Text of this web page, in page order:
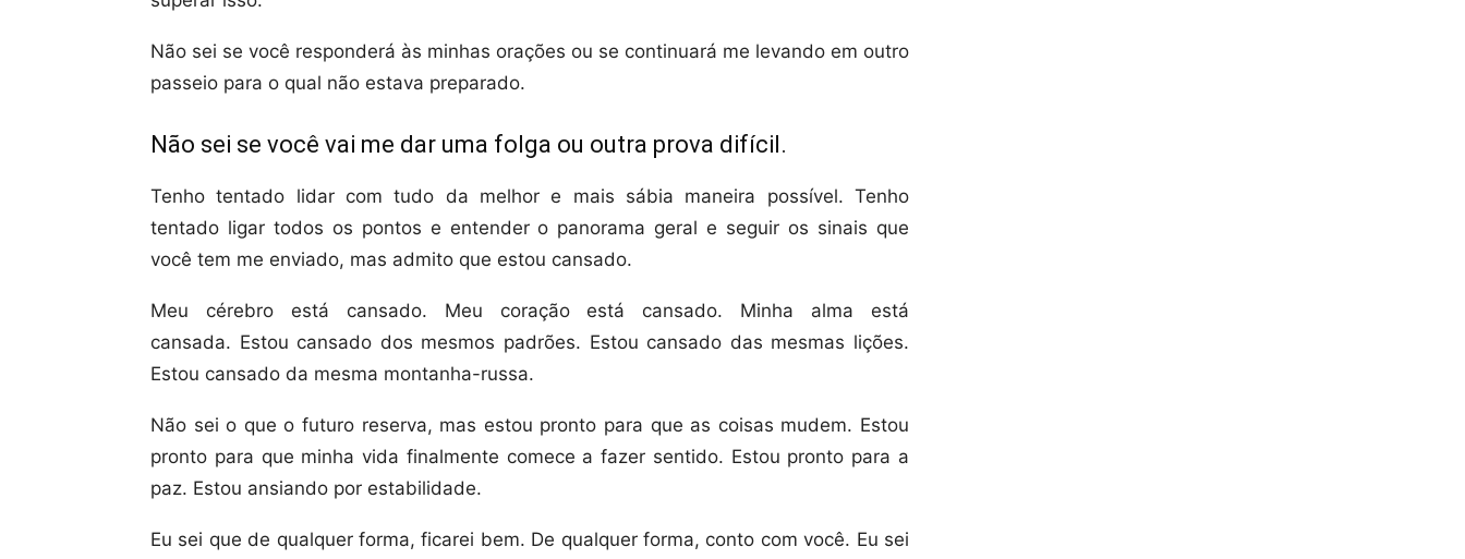
Não sei se você responderá às minhas orações ou se continuará me levando em outro
passeio para o qual não estava preparado.
Não sei se você vai me dar uma folga ou outra prova difícil.
Tenho tentado lidar com tudo da melhor e mais sábia maneira possível. Tenho
tentado ligar todos os pontos e entender o panorama geral e seguir os sinais que
você tem me enviado, mas admito que estou cansado.
Meu cérebro está cansado. Meu coração está cansado. Minha alma está
cansada. Estou cansado dos mesmos padrões. Estou cansado das mesmas lições.
Estou cansado da mesma montanha-russa.
Não sei o que o futuro reserva, mas estou pronto para que as coisas mudem. Estou
pronto para que minha vida finalmente comece a fazer sentido. Estou pronto para a
paz. Estou ansiando por estabilidade.
Eu sei que de qualquer forma, ficarei bem. De qualquer forma, conto com você. Eu sei